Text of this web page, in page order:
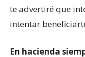
te advertiré que
intentar
En hacienda